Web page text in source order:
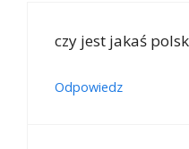
czy jest jakaś
Odpowiedz